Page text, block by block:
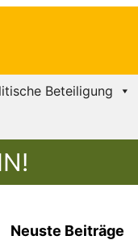
Beteiligung
Neuste Beiträge